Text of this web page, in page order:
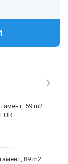
59 m2
89 m2